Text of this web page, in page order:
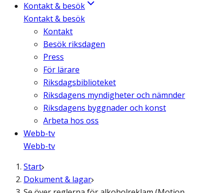
Kontakt & besök
Kontakt & besök
Kontakt
Besök riksdagen
Press
För lärare
Riksdagsbiblioteket
Riksdagens myndigheter och nämnder
Riksdagens byggnader och konst
Arbeta hos oss
Webb-tv
Webb-tv
Start
Dokument & lagar